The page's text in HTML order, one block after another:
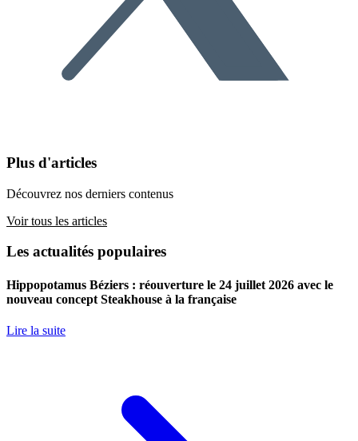
Plus d'articles
Découvrez nos derniers contenus
Voir tous les articles
Les actualités populaires
Hippopotamus Béziers : réouverture le 24 juillet 2026 avec le
nouveau concept Steakhouse à la française
Lire la suite